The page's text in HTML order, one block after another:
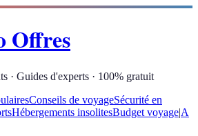
Offres
· Guides d'experts · 100% gratuit
Conseils de voyageSécurité en
Hébergements insolitesBudget voyage|A